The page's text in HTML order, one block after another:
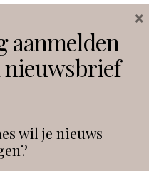
Facebook
aanmelden
wil je nieuws
×